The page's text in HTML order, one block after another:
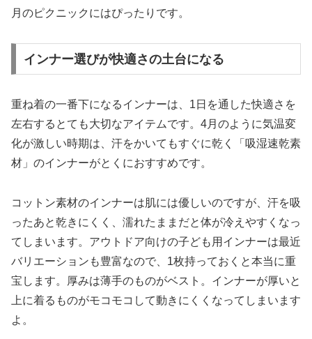
月のピクニックにはぴったりです。
インナー選びが快適さの土台になる
重ね着の一番下になるインナーは、1日を通した快適さを
左右するとても大切なアイテムです。4月のように気温変
化が激しい時期は、汗をかいてもすぐに乾く「吸湿速乾素
材」のインナーがとくにおすすめです。
コットン素材のインナーは肌には優しいのですが、汗を吸
ったあと乾きにくく、濡れたままだと体が冷えやすくなっ
てしまいます。アウトドア向けの子ども用インナーは最近
バリエーションも豊富なので、1枚持っておくと本当に重
宝します。厚みは薄手のものがベスト。インナーが厚いと
上に着るものがモコモコして動きにくくなってしまいます
よ。